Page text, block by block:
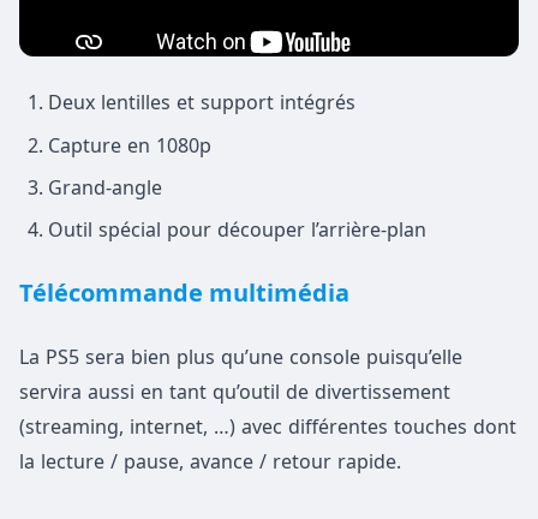
Deux lentilles et support intégrés
Capture en 1080p
Grand-angle
Outil spécial pour découper l’arrière-plan
Télécommande multimédia
La PS5 sera bien plus qu’une console puisqu’elle
servira aussi en tant qu’outil de divertissement
(streaming, internet, …) avec différentes touches dont
la lecture / pause, avance / retour rapide.